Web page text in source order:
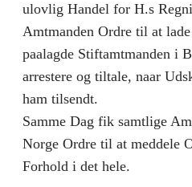
ulovlig Handel for H.s
Amtmanden Ordre til at
paalagde Stiftamtmanden i
arrestere og tiltale, naar
ham tilsendt.
Samme Dag fik samtlige
Norge Ordre til at meddele
Forhold i det hele.